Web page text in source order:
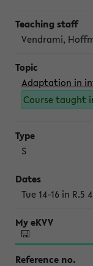
Vendrami,
Adaptation in
Course taught
S
Tue 14-16 in R.5